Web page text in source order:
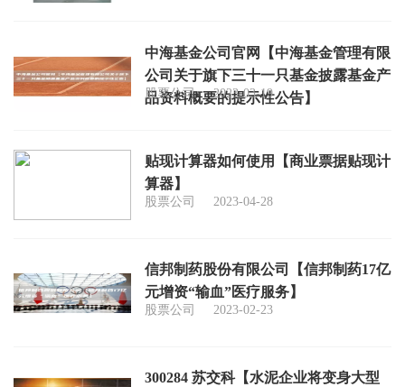
中海基金公司官网【中海基金管理有限
公司关于旗下三十一只基金披露基金产
品资料概要的提示性公告】
股票公司 2023-03-19
贴现计算器如何使用【商业票据贴现计
算器】
股票公司 2023-04-28
信邦制药股份有限公司【信邦制药17亿
元增资“输血”医疗服务】
股票公司 2023-02-23
300284 苏交科【水泥企业将变身大型